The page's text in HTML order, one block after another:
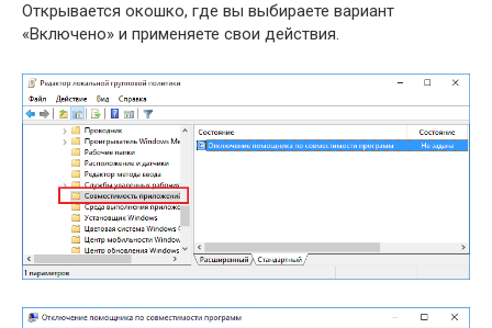
Открывается окошко, где вы выбираете вариант
«Включено» и применяете свои действия.